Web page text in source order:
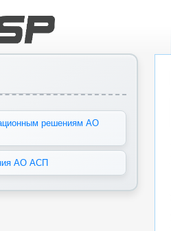
решениям АО
АО АСП